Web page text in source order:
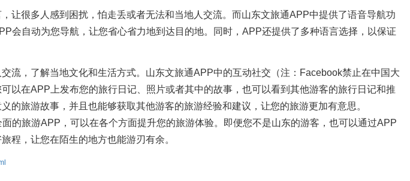
让很多人感到困扰，怕走丢或者无法和当地人交流。而山东文旅通APP中提供了语音导航功
会自动为您导航，让您省心省力地到达目的地。同时，APP还提供了多种语言选择，以保证
流，了解当地文化和生活方式。山东文旅通APP中的互动社交（注：Facebook禁止在中国大
以在APP上发布您的旅行日记、照片或者其中的故事，也可以看到其他游客的旅行日记和推
的旅游故事，并且也能够获取其他游客的旅游经验和建议，让您的旅游更加有意思。
的旅游APP，可以在各个方面提升您的旅游体验。即便您不是山东的游客，也可以通过APP
程，让您在陌生的地方也能游刃有余。